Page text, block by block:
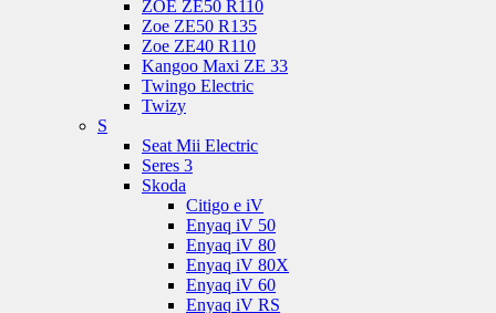
ZOE ZE50 R110
Zoe ZE50 R135
Zoe ZE40 R110
Kangoo Maxi ZE 33
Twingo Electric
Twizy
S
Seat Mii Electric
Seres 3
Skoda
Citigo e iV
Enyaq iV 50
Enyaq iV 80
Enyaq iV 80X
Enyaq iV 60
Enyaq iV RS